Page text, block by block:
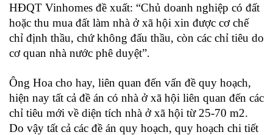
HĐQT Vinhomes đề xuất: “Chủ doanh nghiệp có đất
hoặc thu mua đất làm nhà ở xã hội xin được cơ chế
chỉ định thầu, chứ không đấu thầu, còn các chỉ tiêu do
cơ quan nhà nước phê duyệt”.
Ông Hoa cho hay, liên quan đến vấn đề quy hoạch,
hiện nay tất cả đề án có nhà ở xã hội liên quan đến các
chỉ tiêu mới về diện tích nhà ở xã hội từ 25-70 m2.
Do vậy tất cả các đề án quy hoạch, quy hoạch chi tiết